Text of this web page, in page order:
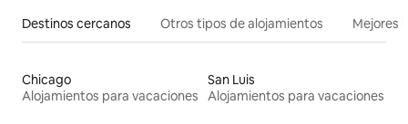
Destinos cercanos Otros tipos de alojamientos Mejores
Chicago
Alojamientos para vacaciones
San Luis
Alojamientos para vacaciones